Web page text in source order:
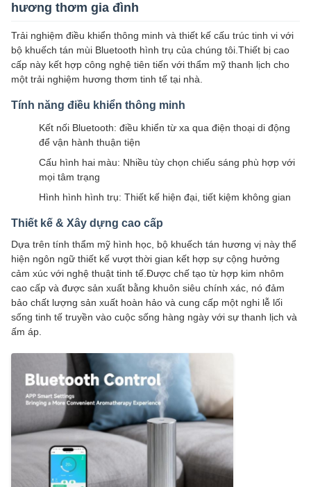
hương thơm gia đình
Trải nghiệm điều khiển thông minh và thiết kế cấu trúc tinh vi với
bộ khuếch tán mùi Bluetooth hình trụ của chúng tôi.Thiết bị cao
cấp này kết hợp công nghệ tiên tiến với thẩm mỹ thanh lịch cho
một trải nghiệm hương thơm tinh tế tại nhà.
Tính năng điều khiển thông minh
Kết nối Bluetooth: điều khiển từ xa qua điện thoại di động
để vận hành thuận tiện
Cấu hình hai màu: Nhiều tùy chọn chiếu sáng phù hợp với
mọi tâm trạng
Hình hình hình trụ: Thiết kế hiện đại, tiết kiệm không gian
Thiết kế & Xây dựng cao cấp
Dựa trên tính thẩm mỹ hình học, bộ khuếch tán hương vị này thể
hiện ngôn ngữ thiết kế vượt thời gian kết hợp sự cộng hưởng
cảm xúc với nghệ thuật tinh tế.Được chế tạo từ hợp kim nhôm
cao cấp và được sản xuất bằng khuôn siêu chính xác, nó đảm
bảo chất lượng sản xuất hoàn hảo và cung cấp một nghi lễ lối
sống tinh tế truyền vào cuộc sống hàng ngày với sự thanh lịch và
ấm áp.